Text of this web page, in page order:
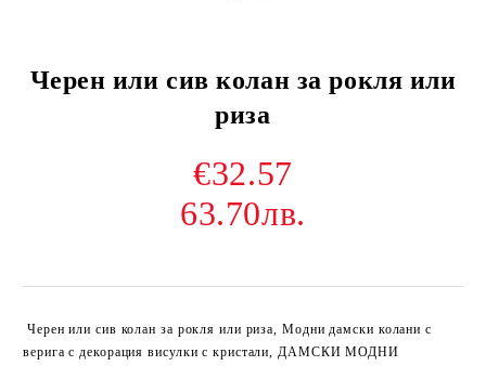
Черен или сив колан за рокля или
риза
€32.57
63.70лв.
Черен или сив колан за рокля или риза, Модни дамски колани с
верига с декорация висулки с кристали, ДАМСКИ МОДНИ